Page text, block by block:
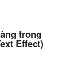
trong
Effect)